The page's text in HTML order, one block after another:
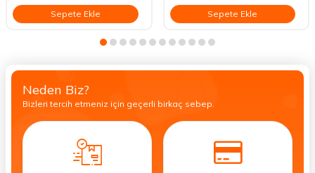
Sepete Ekle Sepete Ekle
Neden Biz?
Bizleri tercih etmeniz için geçerli birkaç sebep.